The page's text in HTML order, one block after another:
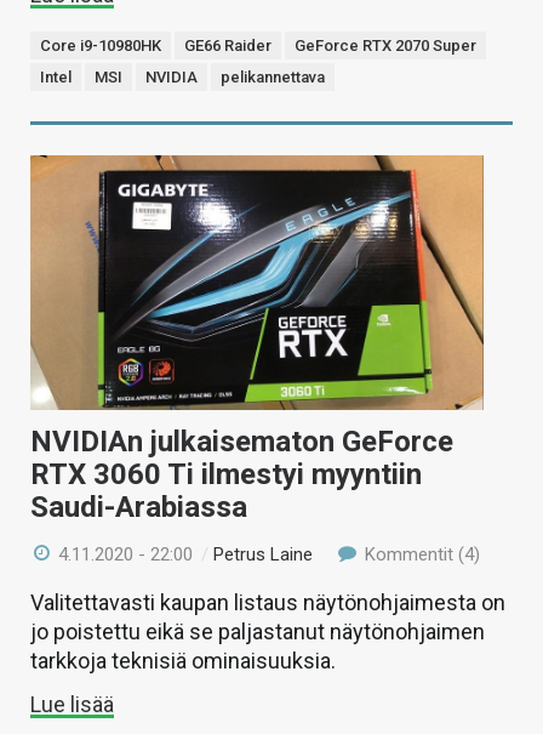
Core i9-10980HK GE66 Raider
GeForce RTX 2070 Super
Intel
MSI NVIDIA pelikannettava
NVIDIAn julkaisematon GeForce
RTX 3060 Ti ilmestyi myyntiin
Saudi-Arabiassa
4.11.2020 - 22:00 /Petrus Laine Kommentit (4)
Valitettavasti kaupan listaus näytönohjaimesta on
jo poistettu eikä se paljastanut näytönohjaimen
tarkkoja teknisiä ominaisuuksia.
Lue lisää